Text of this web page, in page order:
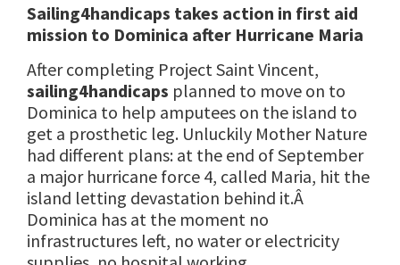
Sailing4handicaps takes action in first aid
mission to Dominica after Hurricane Maria
After completing Project Saint Vincent,
sailing4handicaps planned to move on to
Dominica to help amputees on the island to
get a prosthetic leg. Unluckily Mother Nature
had different plans: at the end of September
a major hurricane force 4, called Maria, hit the
island letting devastation behind it.Â
Dominica has at the moment no
infrastructures left, no water or electricity